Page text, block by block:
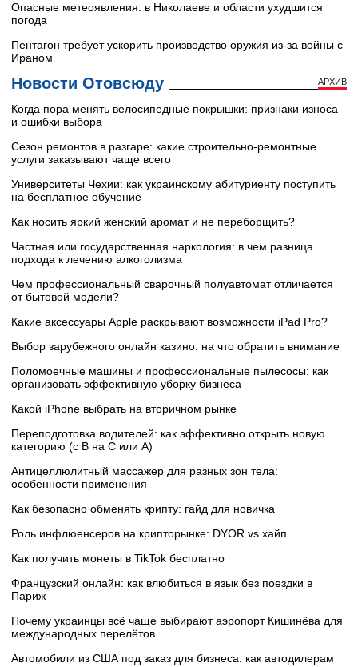
Опасные метеоявления: в Николаеве и области ухудшится
погода
Пентагон требует ускорить производство оружия из-за войны с
Ираном
Новости Отовсюду АРХИВ
Когда пора менять велосипедные покрышки: признаки износа
и ошибки выбора
Сезон ремонтов в разгаре: какие строительно-ремонтные
услуги заказывают чаще всего
Университеты Чехии: как украинскому абитуриенту поступить
на бесплатное обучение
Как носить яркий женский аромат и не переборщить?
Частная или государственная наркология: в чем разница
подхода к лечению алкоголизма
Чем профессиональный сварочный полуавтомат отличается
от бытовой модели?
Какие аксессуары Apple раскрывают возможности iPad Pro?
Выбор зарубежного онлайн казино: на что обратить внимание
Поломоечные машины и профессиональные пылесосы: как
организовать эффективную уборку бизнеса
Какой iPhone выбрать на вторичном рынке
Переподготовка водителей: как эффективно открыть новую
категорию (с B на C или А)
Антицеллюлитный массажер для разных зон тела:
особенности применения
Как безопасно обменять крипту: гайд для новичка
Роль инфлюенсеров на крипторынке: DYOR vs хайп
Как получить монеты в TikTok бесплатно
Французский онлайн: как влюбиться в язык без поездки в
Париж
Почему украинцы всё чаще выбирают аэропорт Кишинёва для
международных перелётов
Автомобили из США под заказ для бизнеса: как автодилерам